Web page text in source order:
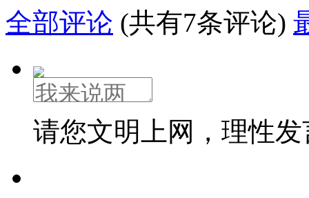
全部评论 (共有7条评论)
请您文明上网，理性